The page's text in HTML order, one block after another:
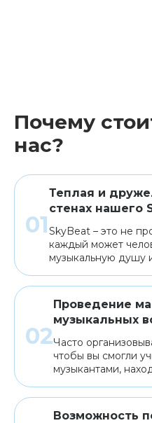
Почему
нас?
Теплая и
стенах нашего
SkyBeat – это не
каждый может
музыкальную душу
Проведение
музыкальных
Часто
чтобы вы смогли
музыкантами,
Возможность